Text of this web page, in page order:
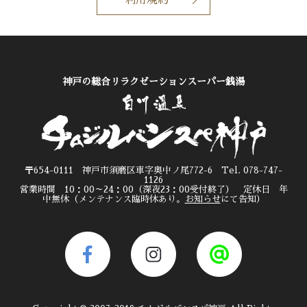
神戸の総合リラクゼーションスーパー銭湯
〒654-0111 神戸市須磨区車字奥中ノ尾772-6 Tel. 078-747-
1126
営業時間 10：00～24：00（深夜23：00受付終了） 定休日 年
中無休（メンテナンス臨時休あり。
お知らせにて告知）